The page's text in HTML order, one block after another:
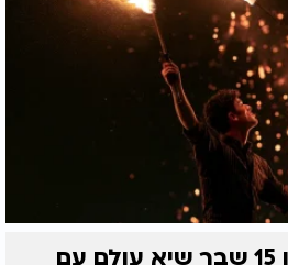
לא להאמין: נער בן 15 שבר שיא עולם עם